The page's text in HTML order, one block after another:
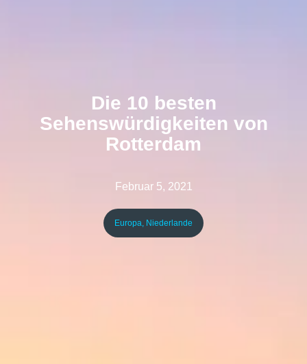
Die 10 besten
Sehenswürdigkeiten von
Rotterdam
Februar 5, 2021
Europa, Niederlande